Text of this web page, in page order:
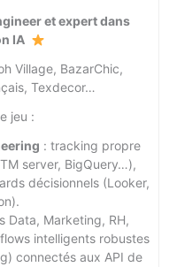
et expert dans
IA
Village, BazarChic,
Texdecor…
jeu :
: tracking propre
server, BigQuery…),
décisionnels (Looker,
Data, Marketing, RH,
intelligents robustes
connectés aux API de